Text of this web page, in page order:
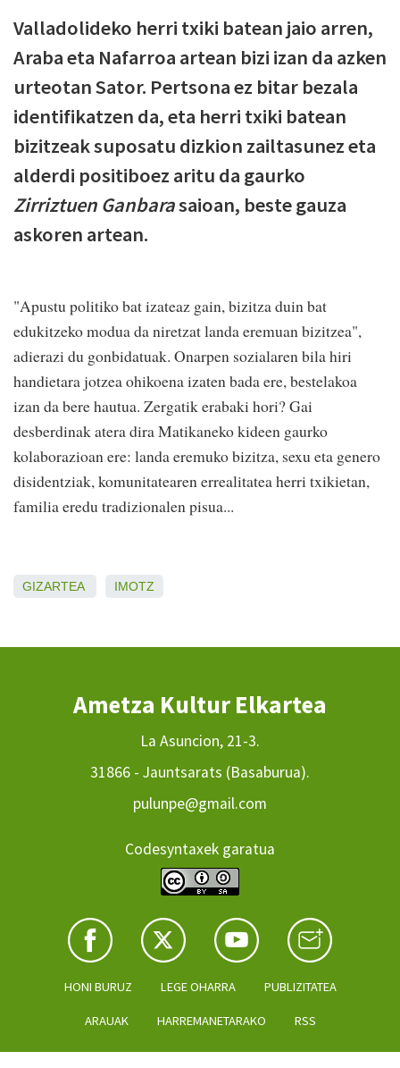
Valladolideko herri txiki batean jaio arren,
Araba eta Nafarroa artean bizi izan da azken
urteotan Sator. Pertsona ez bitar bezala
identifikatzen da, eta herri txiki batean
bizitzeak suposatu dizkion zailtasunez eta
alderdi positiboez aritu da gaurko
Zirriztuen Ganbarasaioan, beste gauza
askoren artean.
"Apustu politiko bat izateaz gain, bizitza duin bat
edukitzeko modua da niretzat landa eremuan bizitzea",
adierazi du gonbidatuak. Onarpen sozialaren bila hiri
handietara jotzea ohikoena izaten bada ere, bestelakoa
izan da bere hautua. Zergatik erabaki hori? Gai
desberdinak atera dira Matikaneko kideen gaurko
kolaborazioan ere: landa eremuko bizitza, sexu eta genero
disidentziak, komunitatearen errealitatea herri txikietan,
familia eredu tradizionalen pisua...
GIZARTEA IMOTZ
Ametza Kultur Elkartea
La Asuncion, 21-3.
31866 - Jauntsarats (Basaburua).
pulunpe@gmail.com
Codesyntaxek garatua
HONI BURUZ LEGE OHARRA PUBLIZITATEA
ARAUAK HARREMANETARAKO RSS